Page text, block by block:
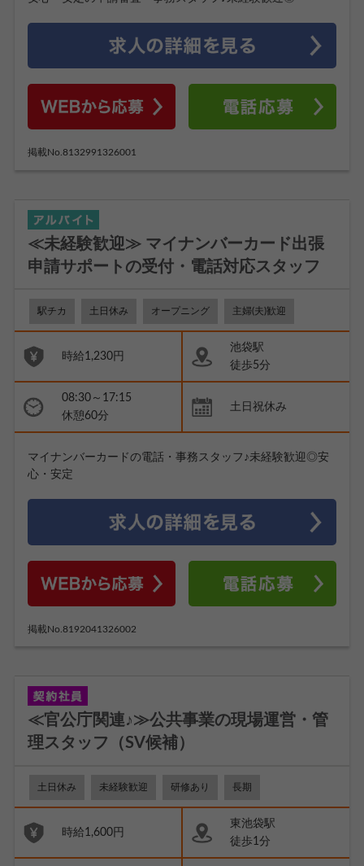
掲載No.8132991326001
≪未経験歓迎≫ マイナンバーカード出張
申請サポートの受付・電話対応スタッフ
駅チカ 土日休み オープニング 主婦(夫)歓迎
時給1,230円
池袋駅
徒歩5分
08:30～17:15
休憩60分
土日祝休み
マイナンバーカードの電話・事務スタッフ♪未経験歓迎◎安
心・安定
掲載No.8192041326002
≪官公庁関連♪≫公共事業の現場運営・管
理スタッフ（SV候補）
土日休み 未経験歓迎 研修あり 長期
時給1,600円
東池袋駅
徒歩1分